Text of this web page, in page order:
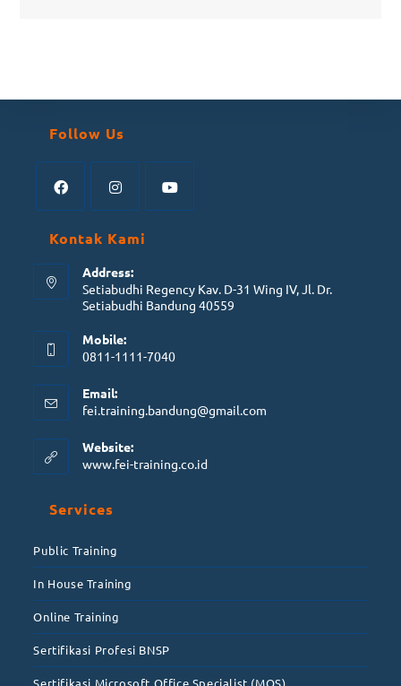
Follow Us
Kontak Kami
Address:
Setiabudhi Regency Kav. D-31 Wing IV, Jl. Dr.
Setiabudhi Bandung 40559
Mobile:
0811-1111-7040
Email:
fei.training.bandung@gmail.com
Website:
www.fei-training.co.id
Services
Public Training
In House Training
Online Training
Sertifikasi Profesi BNSP